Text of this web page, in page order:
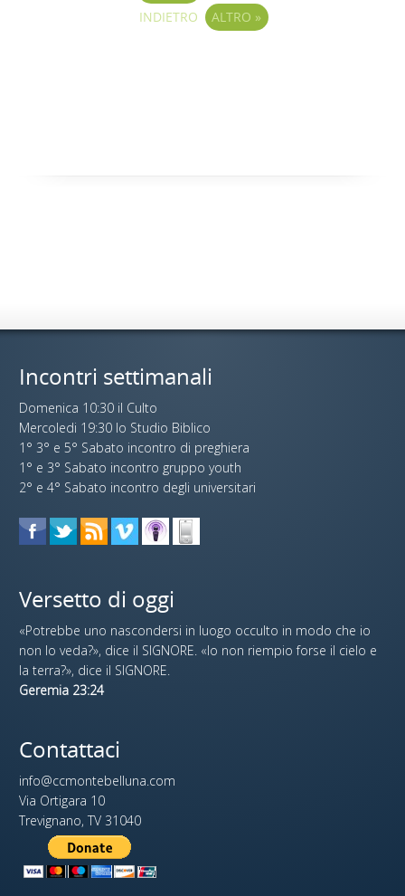
INDIETRO
ALTRO »
Incontri settimanali
Domenica 10:30 il Culto
Mercoledi 19:30 lo Studio Biblico
1° 3° e 5° Sabato incontro di preghiera
1° e 3° Sabato incontro gruppo youth
2° e 4° Sabato incontro degli universitari
Versetto di oggi
«Potrebbe uno nascondersi in luogo occulto in modo che io
non lo veda?», dice il SIGNORE. «Io non riempio forse il cielo e
la terra?», dice il SIGNORE.
Geremia 23:24
Contattaci
info@ccmontebelluna.com
Via Ortigara 10
Trevignano, TV 31040